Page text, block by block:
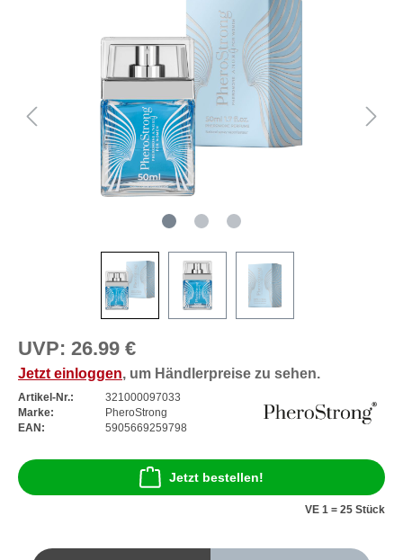
UVP: 26.99 €
Jetzt einloggen, um Händlerpreise zu sehen.
Artikel-Nr.:
321000097033
Marke:
PheroStrong
EAN:
5905669259798
Jetzt bestellen!
VE 1 = 25 Stück